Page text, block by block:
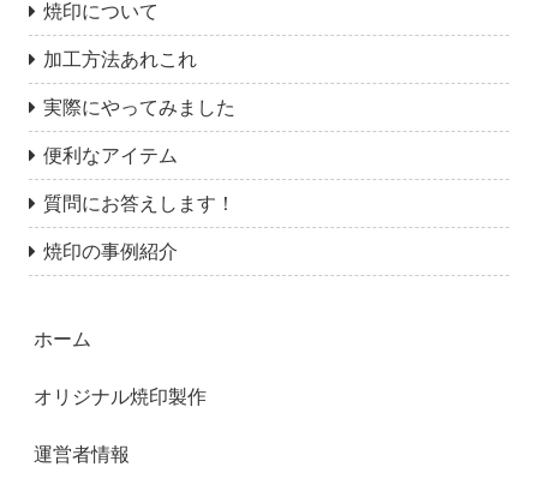
焼印について
加工方法あれこれ
実際にやってみました
便利なアイテム
質問にお答えします！
焼印の事例紹介
ホーム
オリジナル焼印製作
運営者情報